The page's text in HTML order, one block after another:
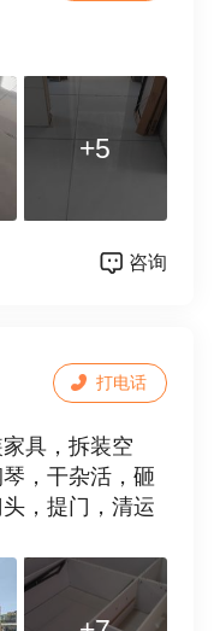
+5
咨询
具，拆装空
，干杂活，砸
，提门，清运
打电话